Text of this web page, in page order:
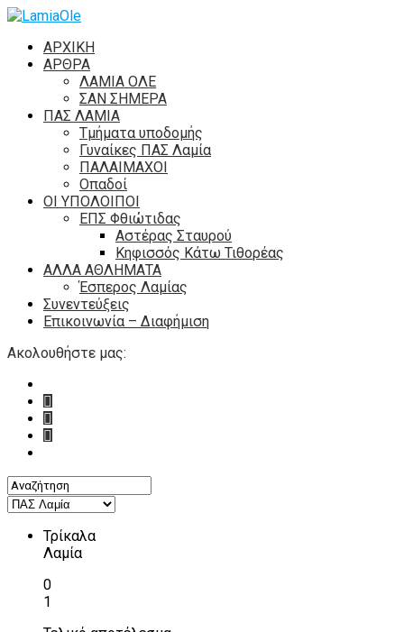
ΑΡΧΙΚΗ
ΑΡΘΡΑ
ΛΑΜΙΑ ΟΛΕ
ΣΑΝ ΣΗΜΕΡΑ
ΠΑΣ ΛΑΜΙΑ
Τμήματα υποδομής
Γυναίκες ΠΑΣ Λαμία
ΠΑΛΑΙΜΑΧΟΙ
Οπαδοί
ΟΙ ΥΠΟΛΟΙΠΟΙ
ΕΠΣ Φθιώτιδας
Αστέρας Σταυρού
Κηφισσός Κάτω Τιθορέας
ΑΛΛΑ ΑΘΛΗΜΑΤΑ
Έσπερος Λαμίας
Συνεντεύξεις
Επικοινωνία – Διαφήμιση
Ακολουθήστε μας:
Τρίκαλα
Λαμία
0
1